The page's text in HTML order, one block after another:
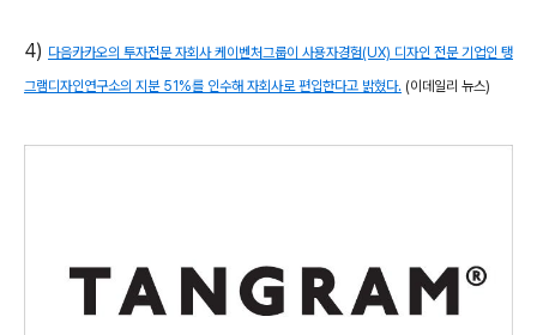
4) 다음카카오의 투자전문 자회사 케이벤처그룹이 사용자경험(UX) 디자인 전문 기업인 탱
그램디자인연구소의 지분 51%를 인수해 자회사로 편입한다고 밝혔다. (이데일리 뉴스)